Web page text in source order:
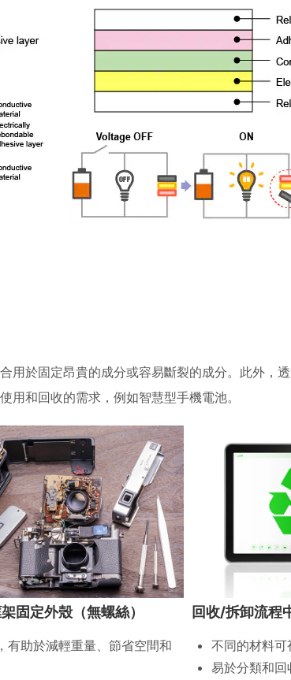
用於固定昂貴的成分或容易斷裂的成分。此外，
和回收的需求，例如智慧型手機電池。
固定外殼（無螺絲）
有助於減輕重量、節省空間和
回收/拆卸流程
不同的材料
易於分類和回